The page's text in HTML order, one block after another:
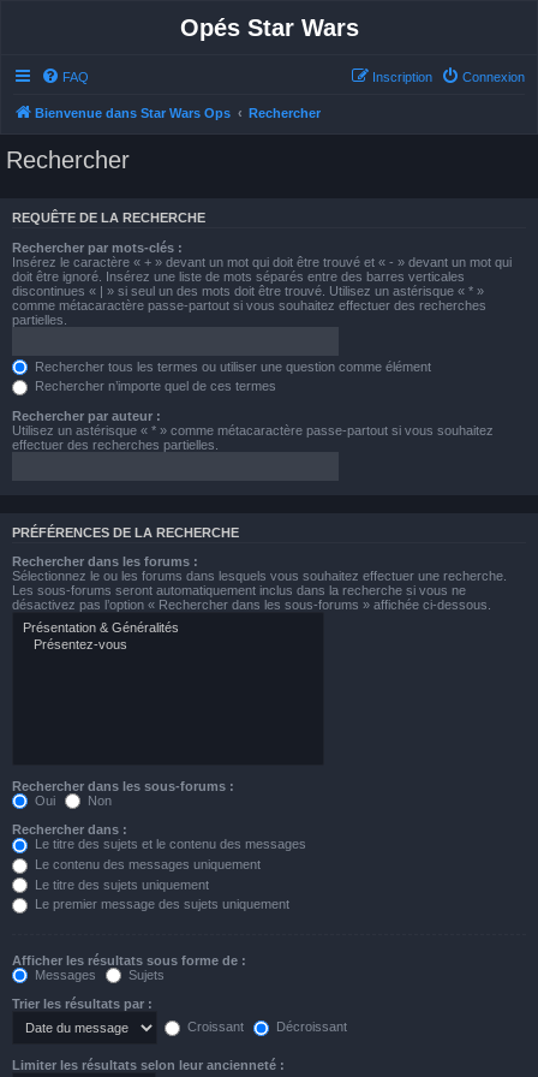
Opés Star Wars
FAQ Connexion
Inscription
Bienvenue dans Star Wars Ops Rechercher
Rechercher
REQUÊTE DE LA RECHERCHE
Rechercher par mots-clés :
Insérez le caractère « + » devant un mot qui doit être trouvé et « - » devant un mot qui
doit être ignoré. Insérez une liste de mots séparés entre des barres verticales
discontinues « | » si seul un des mots doit être trouvé. Utilisez un astérisque « * »
comme métacaractère passe-partout si vous souhaitez effectuer des recherches
partielles.
Rechercher tous les termes ou utiliser une question comme élément
Rechercher n’importe quel de ces termes
Rechercher par auteur :
Utilisez un astérisque « * » comme métacaractère passe-partout si vous souhaitez
effectuer des recherches partielles.
PRÉFÉRENCES DE LA RECHERCHE
Rechercher dans les forums :
Sélectionnez le ou les forums dans lesquels vous souhaitez effectuer une recherche.
Les sous-forums seront automatiquement inclus dans la recherche si vous ne
désactivez pas l’option « Rechercher dans les sous-forums » affichée ci-dessous.
Rechercher dans les sous-forums :
Oui
Non
Rechercher dans :
Le titre des sujets et le contenu des messages
Le contenu des messages uniquement
Le titre des sujets uniquement
Le premier message des sujets uniquement
Afficher les résultats sous forme de :
Messages
Sujets
Trier les résultats par :
Croissant
Décroissant
Limiter les résultats selon leur ancienneté :